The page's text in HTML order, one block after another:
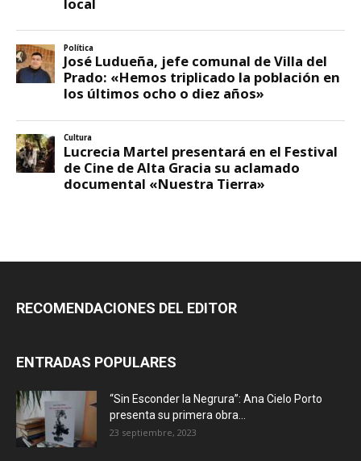
RECOMENDACIONES DEL EDITOR
ENTRADAS POPULARES
“Sin Esconder la Negrura”: Ana Cielo Porto
presenta su primera obra...
23 septiembre, 2023